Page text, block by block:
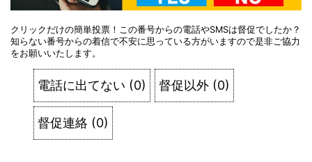
クリックだけの簡単投票！この番号からの電話やSMSは督促でしたか？
知らない番号からの着信で不安に思っている方がいますので是非ご協力
をお願いいたします。
電話に出てない (0) 督促以外 (0)
督促連絡 (0)